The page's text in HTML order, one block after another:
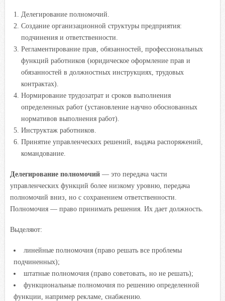
Делегирование полномочий.
Создание организационной структуры предприятия:
подчинения и ответственности.
Регламентирование прав, обязанностей, профессиональных
функций работников (юридическое оформление прав и
обязанностей в должностных инструкциях, трудовых
контрактах).
Нормирование трудозатрат и сроков выполнения
определенных работ (установление научно обоснованных
нормативов выполнения работ).
Инструктаж работников.
Принятие управленческих решений, выдача распоряжений,
командование.
Делегирование полномочий — это передача части
управленческих функций более низкому уровню, передача
полномочий вниз, но с сохранением ответственности.
Полномочия — право принимать решения. Их дает должность.
Выделяют:
линейные полномочия (право решать все проблемы
подчиненных);
штатные полномочия (право советовать, но не решать);
функциональные полномочия по решению определенной
функции, например рекламе, снабжению.